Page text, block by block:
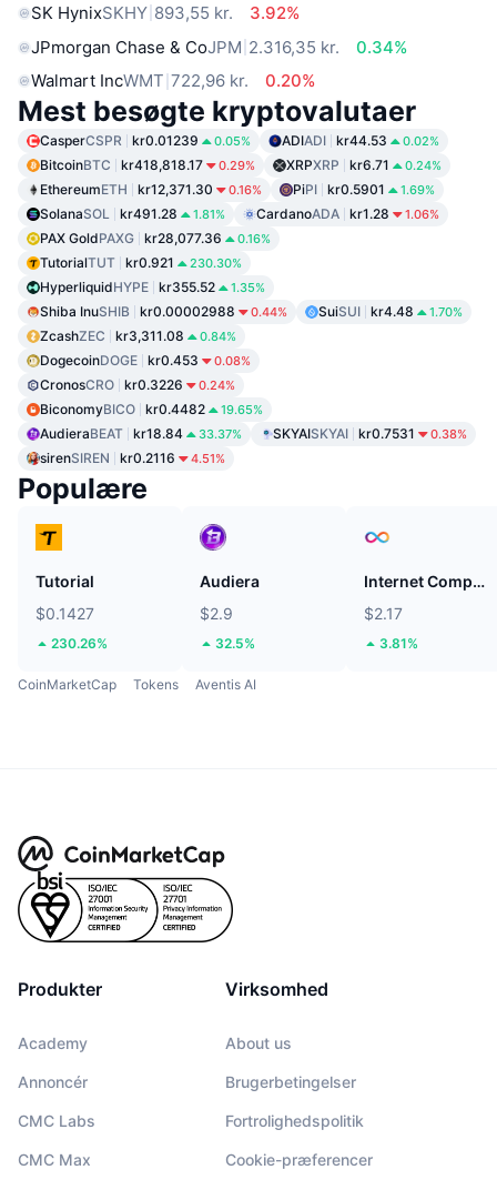
SK HynixSKHY 893,55 kr.
3.92%
JPmorgan Chase & CoJPM 2.316,35 kr.
0.34%
Walmart IncWMT 722,96 kr. 0.20%
Mest besøgte kryptovalutaer
CasperCSPR kr0.01239 0.05% ADIADI kr44.53 0.02%
BitcoinBTC kr418,818.17 0.29% XRPXRP kr6.71 0.24%
EthereumETH kr12,371.30 0.16% PiPI kr0.5901 1.69%
SolanaSOL kr491.28 1.81% CardanoADA kr1.28 1.06%
PAX GoldPAXG kr28,077.36 0.16%
TutorialTUT kr0.921 230.30%
HyperliquidHYPE kr355.52 1.35%
Shiba InuSHIB kr0.00002988 0.44% SuiSUI kr4.48 1.70%
ZcashZEC kr3,311.08 0.84%
DogecoinDOGE kr0.453 0.08%
CronosCRO kr0.3226 0.24%
BiconomyBICO kr0.4482 19.65%
AudieraBEAT kr18.84 33.37% SKYAISKYAI kr0.7531 0.38%
sirenSIREN kr0.2116 4.51%
Populære
Tutorial
$0.1427
230.26%
Audiera
$2.9
32.5%
Internet Computer
$2.17
3.81%
CoinMarketCap Tokens Aventis AI
Produkter
Academy
Annoncér
CMC Labs
CMC Max
Virksomhed
About us
Brugerbetingelser
Fortrolighedspolitik
Cookie-præferencer